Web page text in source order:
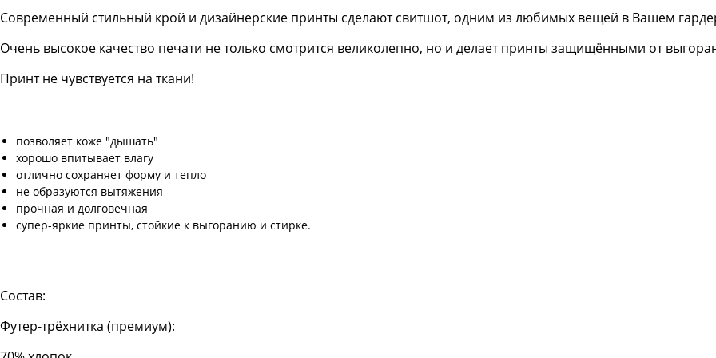
Современный стильный крой и дизайнерские принты сделают свитшот, одним из любимых вещей в Вашем
Очень высокое качество печати не только смотрится великолепно, но и делает принты защищёнными от
Принт не чувствуется на ткани!
позволяет коже "дышать"
хорошо впитывает влагу
отлично сохраняет форму и тепло
не образуются вытяжения
прочная и долговечная
супер-яркие принты, стойкие к выгоранию и стирке.
Состав:
Футер-трёхнитка (премиум):